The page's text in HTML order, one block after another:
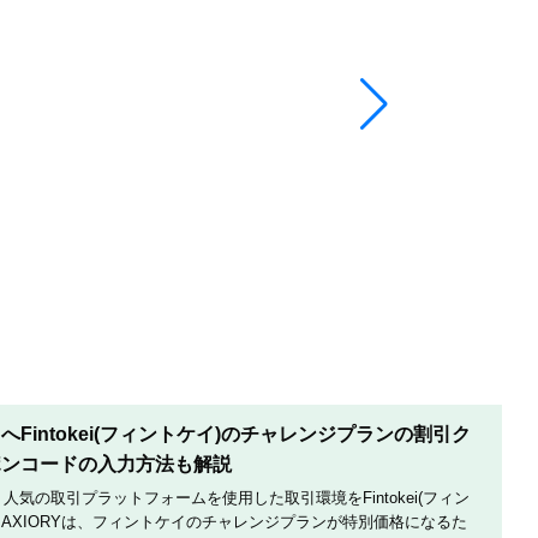
Fintokei(フィントケイ)のチャレンジプランの割引ク
コードの入力方法も解説
気の取引プラットフォームを使用した取引環境をFintokei(フィン
は、フィントケイのチャレンジプランが特別価格になるた